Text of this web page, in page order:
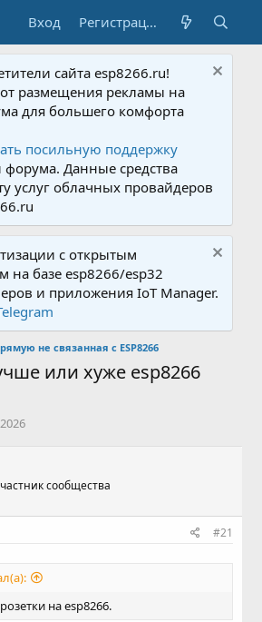
Вход Регистрация
сайта esp8266.ru!
размещения рекламы на
для большего комфорта
посильную поддержку
Данные средства
услуг облачных провайдеров
с открытым
на базе esp8266/esp32
и приложения IoT Manager.
не связанная с ESP8266
или хуже esp8266
сообщества
#21
на esp8266.